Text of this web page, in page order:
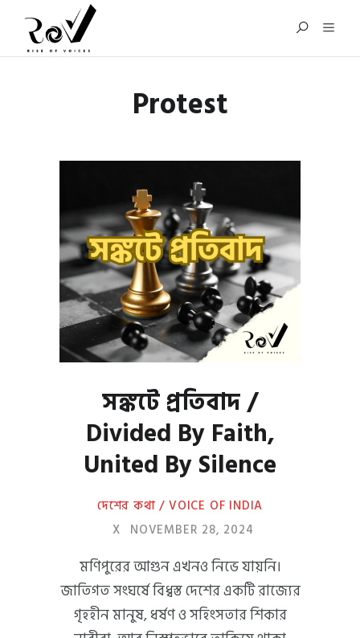
Protest
সঙ্কটে প্রতিবাদ /
Divided By Faith,
United By Silence
দেশের কথা / VOICE OF INDIA
X NOVEMBER 28, 2024
মণিপুরের আগুন এখনও নিভে যায়নি।
জাতিগত সংঘর্ষে বিধ্বস্ত দেশের একটি রাজ্যের
গৃহহীন মানুষ, ধর্ষণ ও সহিংসতার শিকার